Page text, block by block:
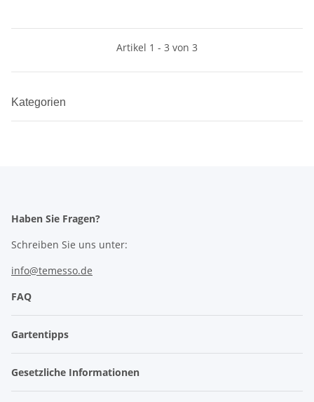
Artikel 1 - 3 von 3
Kategorien
Haben Sie Fragen?
Schreiben Sie uns unter:
info@temesso.de
FAQ
Gartentipps
Gesetzliche Informationen